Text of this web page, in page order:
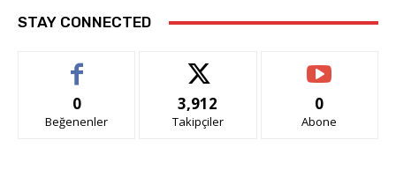
STAY CONNECTED
0
Beğenenler
3,912
Takipçiler
0
Abone